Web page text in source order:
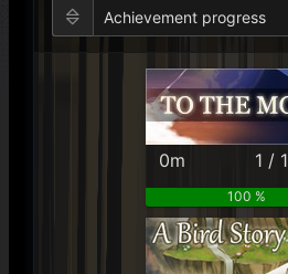
Achievement progress
0m 1 / 1
100 %